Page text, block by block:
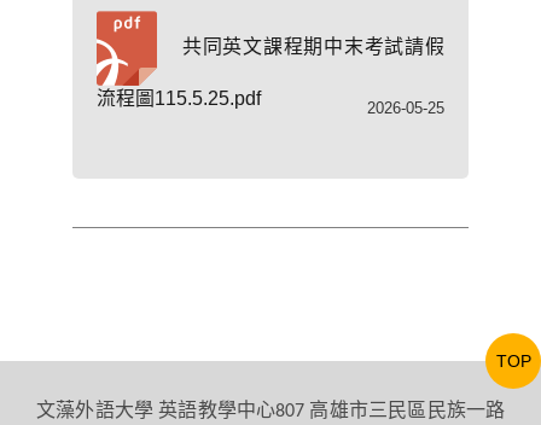
共同英文課程期中末考試請假
流程圖115.5.25.pdf 2026-05-25
文藻外語大學 英語教學中心807 高雄市三民區民族一路
TOP